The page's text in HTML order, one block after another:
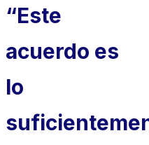
“Este
acuerdo es
lo